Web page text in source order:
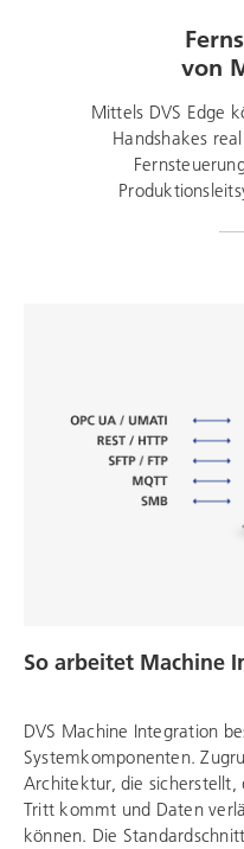
von
Mittels DVS Edge
Handshakes
So arbeitet Machine
DVS Machine Integration
Systemkomponenten.
Architektur, die sicherstellt,
Tritt kommt und Daten
können. Die